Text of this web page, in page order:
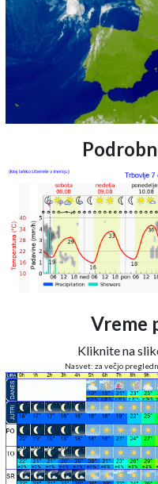
Vreme
Kliknite na
Nasvet: za večjo